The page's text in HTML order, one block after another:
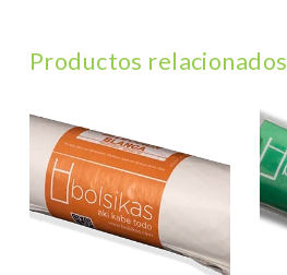
Productos relacionados